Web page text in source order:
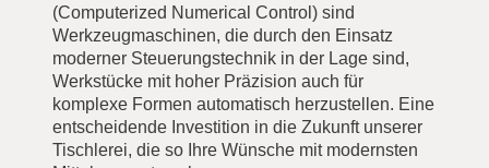
(Computerized Numerical Control) sind
Werkzeugmaschinen, die durch den Einsatz
moderner Steuerungstechnik in der Lage sind,
Werkstücke mit hoher Präzision auch für
komplexe Formen automatisch herzustellen. Eine
entscheidende Investition in die Zukunft unserer
Tischlerei, die so Ihre Wünsche mit modernsten